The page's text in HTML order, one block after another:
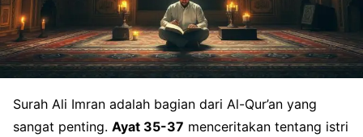
Surah Ali Imran adalah bagian dari Al-Qur’an yang
sangat penting. Ayat 35-37 menceritakan tentang istri